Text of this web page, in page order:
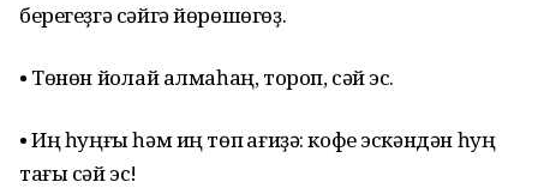
берегеҙгә сәйгә йөрөшөгөҙ.
• Төнөн йоҡлай алмаһаң, тороп, сәй эс.
• Иң һуңғы һәм иң төп ҡағиҙә: кофе эскәндән һуң
тағы сәй эс!